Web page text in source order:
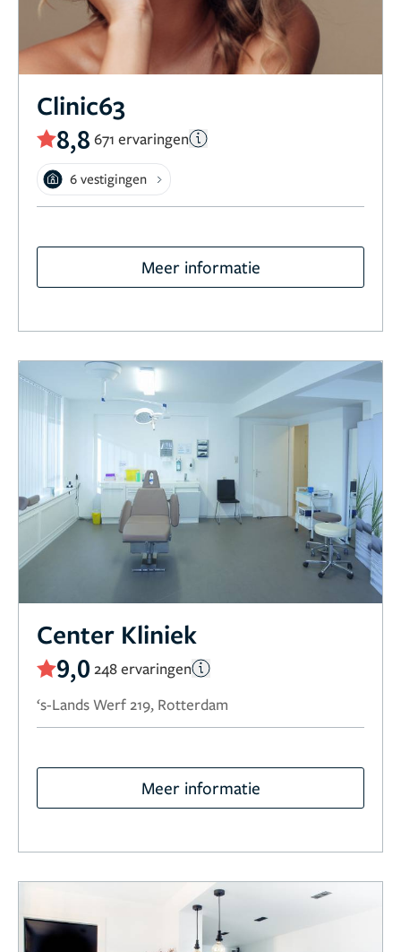
Clinic63
8,8 671 ervaringen
6 vestigingen
Meer informatie
Center Kliniek
9,0 248 ervaringen
‘s-Lands Werf 219, Rotterdam
Meer informatie